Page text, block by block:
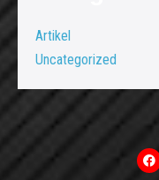
Artikel
Uncategorized